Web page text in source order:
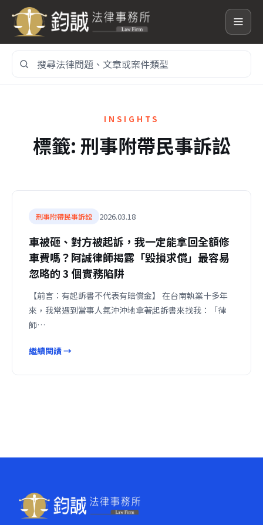
搜
尋
網
INSIGHTS
標籤: 刑事附帶民事訴訟
刑事附帶民事訴訟 2026.03.18
車被砸、對方被起訴，我一定能拿回全額修
車費嗎？阿誠律師揭露「毀損求償」最容易
忽略的 3 個實務陷阱
【前言：有起訴書不代表有賠償金】 在台南執業十多年
來，我常遇到當事人氣沖沖地拿著起訴書來找我：「律
師…
繼續閱讀 →